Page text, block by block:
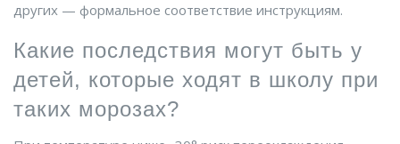
других — формальное соответствие инструкциям.
Какие последствия могут быть у
детей, которые ходят в школу при
таких морозах?